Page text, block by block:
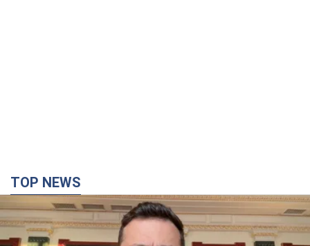
"Захист нашого життя": Зеленський про
антибалістику FREYJA, санкції проти Росії й